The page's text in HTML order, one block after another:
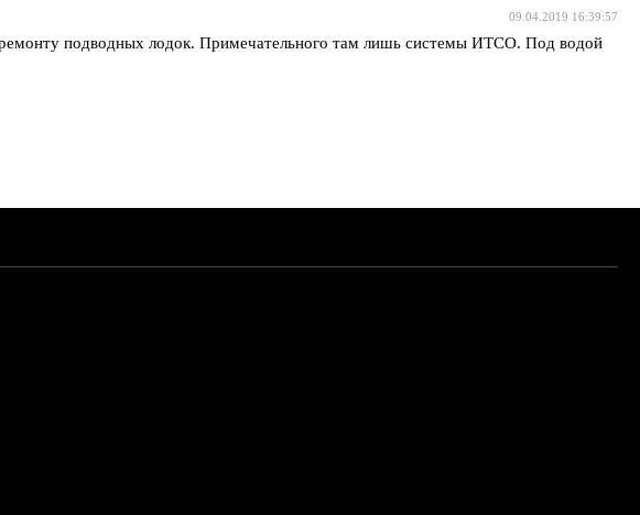
09.04.2019 16:39:57
подводных лодок. Примечательного там лишь системы ИТСО. Под водой